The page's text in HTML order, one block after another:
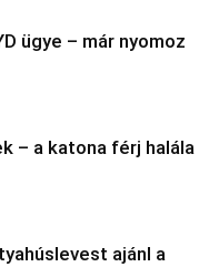
ügye – már nyomoz
– a katona férj halála
ajánl a